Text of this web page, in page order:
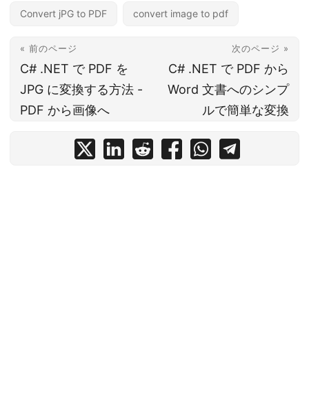
Convert jPG to PDF convert image to pdf
« 前のページ
C# .NET で PDF を
JPG に変換する方法 -
PDF から画像へ
次のページ »
C# .NET で PDF から
Word 文書へのシンプ
ルで簡単な変換